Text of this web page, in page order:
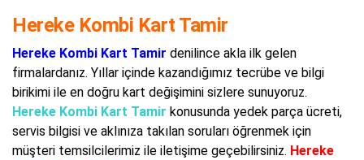
Hereke Kombi Kart Tamir
Hereke Kombi Kart Tamir denilince akla ilk gelen
firmalardanız. Yıllar içinde kazandığımız tecrübe ve bilgi
birikimi ile en doğru kart değişimini sizlere sunuyoruz.
Hereke Kombi Kart Tamir konusunda yedek parça ücreti,
servis bilgisi ve aklınıza takılan soruları öğrenmek için
müşteri temsilcilerimiz ile iletişime geçebilirsiniz. Hereke